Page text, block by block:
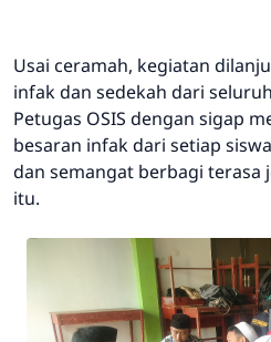
Usai ceramah, kegiatan
infak dan sedekah dari
Petugas OSIS dengan sigap
besaran infak dari setiap
dan semangat berbagi terasa
itu.